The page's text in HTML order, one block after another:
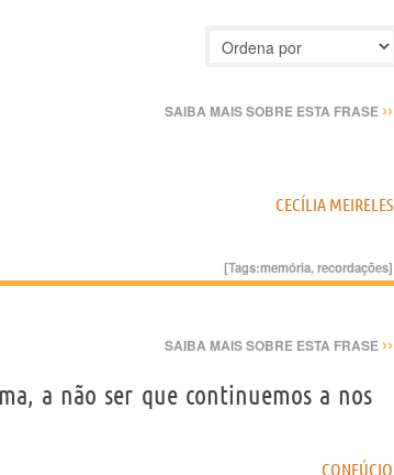
SAIBA MAIS SOBRE ESTA FRASE ››
CECÍLIA MEIRELES
[Tags:memória,recordações]
SAIBA MAIS SOBRE ESTA FRASE ››
a não ser que continuemos a nos
CONFÚCIO